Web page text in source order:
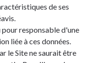
de ses
pour responsable d'une
liée à ces données.
le Site ne saurait être